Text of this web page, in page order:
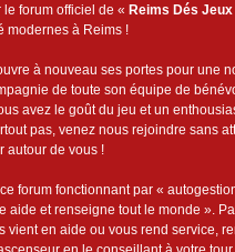
le forum officiel de « Reims Dés Jeux
modernes à Reims !
à nouveau ses portes pour une
de toute son équipe de
avez le goût du jeu et un
pas, venez nous rejoindre sans
autour de vous !
forum fonctionnant par «
aide et renseigne tout le monde ».
vient en aide ou vous rend service,